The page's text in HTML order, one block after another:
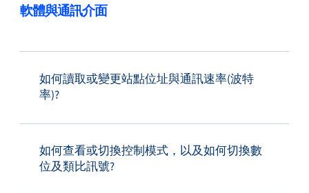
軟體與通訊介面
如何讀取或變更站點位址與通訊速率(波特
率)?
如何查看或切換控制模式，以及如何切換數
位及類比訊號?